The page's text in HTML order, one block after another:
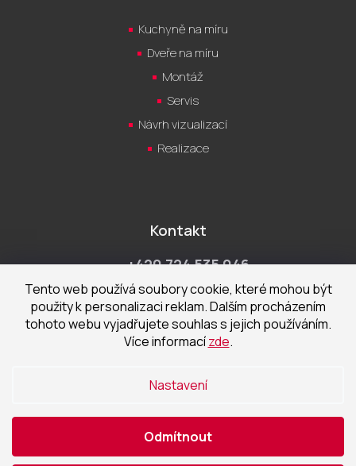
Tento web používá soubory cookie, které mohou být
použity k personalizaci reklam. Dalším procházením
tohoto webu vyjadřujete souhlas s jejich používáním.
Více informacízde.
Nastavení
Odmítnout
Kuchyně na míru
Dveře na míru
Montáž
Servis
Návrh vizualizací
Realizace
Kontakt
+420 724 535 046
Po-Pá 9:00 - 18:00 hod
obchod@cecetka.cz
370 01 České Budějovice
Vytvořil Shoptet |Nakódoval eshopGuru